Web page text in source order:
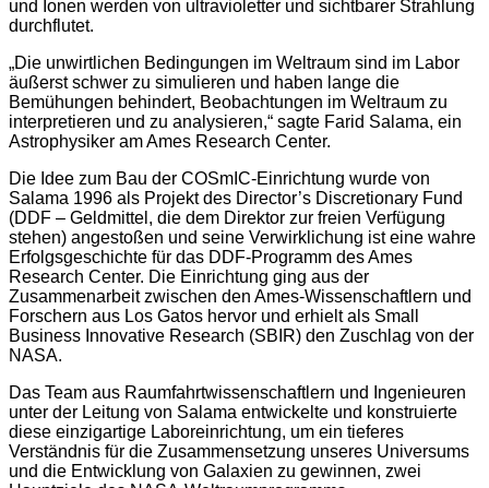
und Ionen werden von ultravioletter und sichtbarer Strahlung
durchflutet.
„Die unwirtlichen Bedingungen im Weltraum sind im Labor
äußerst schwer zu simulieren und haben lange die
Bemühungen behindert, Beobachtungen im Weltraum zu
interpretieren und zu analysieren,“ sagte Farid Salama, ein
Astrophysiker am Ames Research Center.
Die Idee zum Bau der COSmIC-Einrichtung wurde von
Salama 1996 als Projekt des Director’s Discretionary Fund
(DDF – Geldmittel, die dem Direktor zur freien Verfügung
stehen) angestoßen und seine Verwirklichung ist eine wahre
Erfolgsgeschichte für das DDF-Programm des Ames
Research Center. Die Einrichtung ging aus der
Zusammenarbeit zwischen den Ames-Wissenschaftlern und
Forschern aus Los Gatos hervor und erhielt als Small
Business Innovative Research (SBIR) den Zuschlag von der
NASA.
Das Team aus Raumfahrtwissenschaftlern und Ingenieuren
unter der Leitung von Salama entwickelte und konstruierte
diese einzigartige Laboreinrichtung, um ein tieferes
Verständnis für die Zusammensetzung unseres Universums
und die Entwicklung von Galaxien zu gewinnen, zwei